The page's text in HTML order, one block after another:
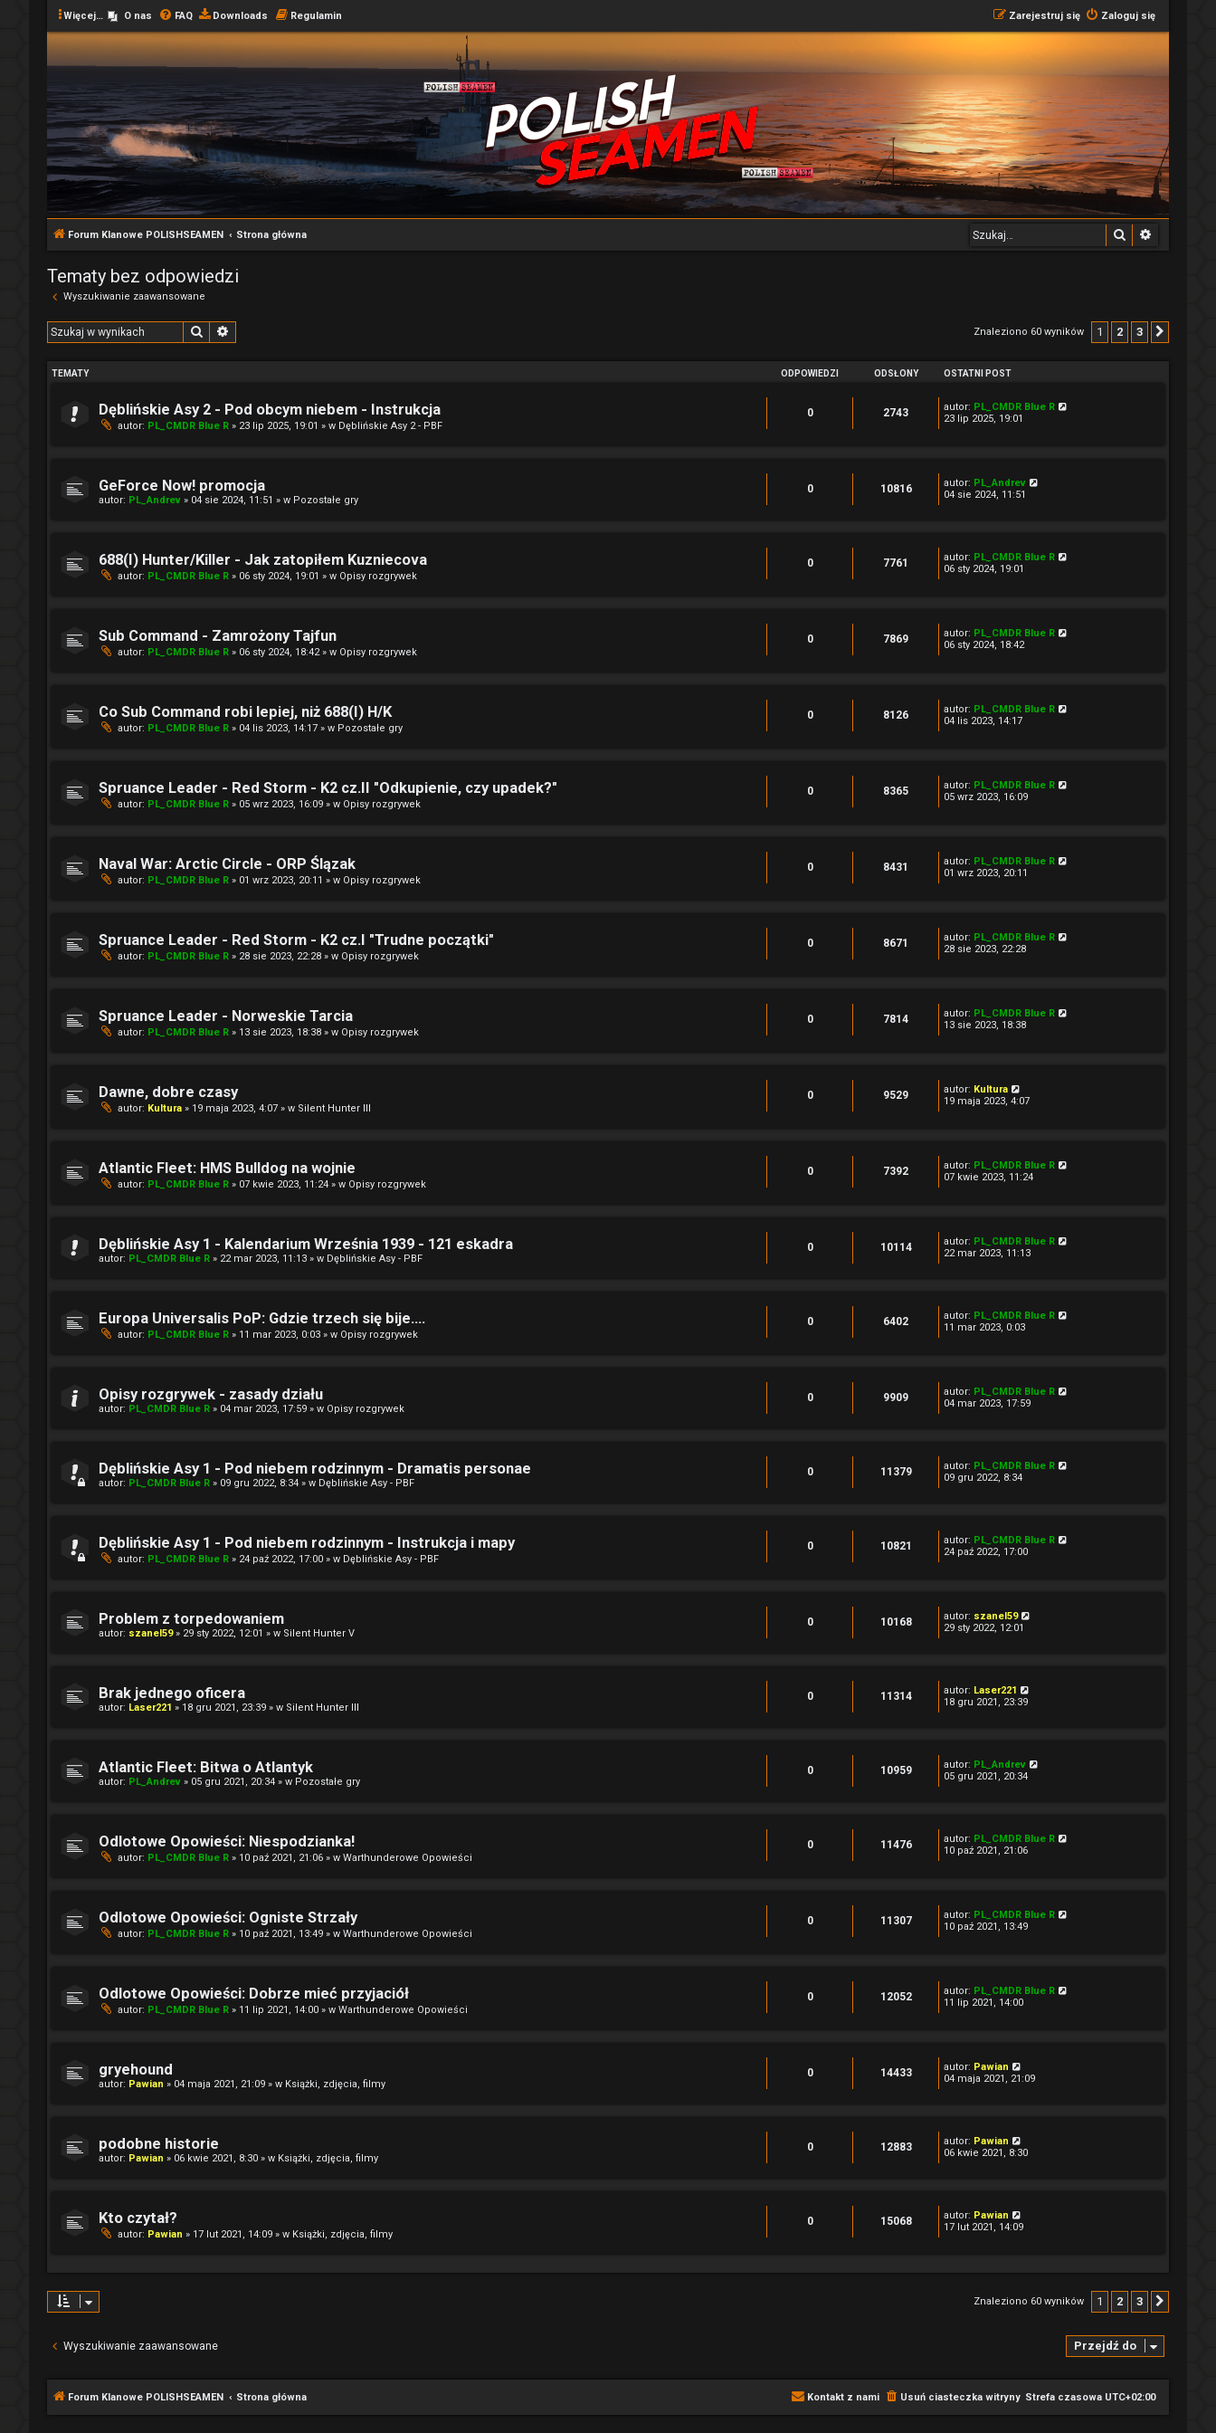
Więcej… O nas FAQ Downloads Regulamin Zaloguj się
Zarejestruj się
Forum Klanowe POLISHSEAMEN Strona główna Szukaj
Tematy bez odpowiedzi
Wyszukiwanie zaawansowane
Szukaj Znaleziono 60 wyników 1 2 3
TEMATY ODPOWIEDZI ODSŁONY OSTATNI POST
Dęblińskie Asy 2 - Pod obcym niebem - Instrukcja
autor: PL_CMDR Blue R » 23 lip 2025, 19:01 » w Dęblińskie Asy 2 - PBF
0 2743 autor: PL_CMDR Blue R
23 lip 2025, 19:01
GeForce Now! promocja
autor: PL_Andrev » 04 sie 2024, 11:51 » w Pozostałe gry
0 10816 autor: PL_Andrev
04 sie 2024, 11:51
688(I) Hunter/Killer - Jak zatopiłem Kuzniecova
autor: PL_CMDR Blue R » 06 sty 2024, 19:01 » w Opisy rozgrywek
0 7761 autor: PL_CMDR Blue R
06 sty 2024, 19:01
Sub Command - Zamrożony Tajfun
autor: PL_CMDR Blue R » 06 sty 2024, 18:42 » w Opisy rozgrywek
0 7869 autor: PL_CMDR Blue R
06 sty 2024, 18:42
Co Sub Command robi lepiej, niż 688(I) H/K
autor: PL_CMDR Blue R » 04 lis 2023, 14:17 » w Pozostałe gry
0 8126 autor: PL_CMDR Blue R
04 lis 2023, 14:17
Spruance Leader - Red Storm - K2 cz.II "Odkupienie, czy upadek?"
autor: PL_CMDR Blue R » 05 wrz 2023, 16:09 » w Opisy rozgrywek
0 8365 autor: PL_CMDR Blue R
05 wrz 2023, 16:09
Naval War: Arctic Circle - ORP Ślązak
autor: PL_CMDR Blue R » 01 wrz 2023, 20:11 » w Opisy rozgrywek
0 8431 autor: PL_CMDR Blue R
01 wrz 2023, 20:11
Spruance Leader - Red Storm - K2 cz.I "Trudne początki"
autor: PL_CMDR Blue R » 28 sie 2023, 22:28 » w Opisy rozgrywek
0 8671 autor: PL_CMDR Blue R
28 sie 2023, 22:28
Spruance Leader - Norweskie Tarcia
autor: PL_CMDR Blue R » 13 sie 2023, 18:38 » w Opisy rozgrywek
0 7814 autor: PL_CMDR Blue R
13 sie 2023, 18:38
Dawne, dobre czasy
autor: Kultura » 19 maja 2023, 4:07 » w Silent Hunter III
0 9529 autor: Kultura
19 maja 2023, 4:07
Atlantic Fleet: HMS Bulldog na wojnie
autor: PL_CMDR Blue R » 07 kwie 2023, 11:24 » w Opisy rozgrywek
0 7392 autor: PL_CMDR Blue R
07 kwie 2023, 11:24
Dęblińskie Asy 1 - Kalendarium Września 1939 - 121 eskadra
autor: PL_CMDR Blue R » 22 mar 2023, 11:13 » w Dęblińskie Asy - PBF
0 10114 autor: PL_CMDR Blue R
22 mar 2023, 11:13
Europa Universalis PoP: Gdzie trzech się bije....
autor: PL_CMDR Blue R » 11 mar 2023, 0:03 » w Opisy rozgrywek
0 6402 autor: PL_CMDR Blue R
11 mar 2023, 0:03
Opisy rozgrywek - zasady działu
autor: PL_CMDR Blue R » 04 mar 2023, 17:59 » w Opisy rozgrywek
0 9909 autor: PL_CMDR Blue R
04 mar 2023, 17:59
Dęblińskie Asy 1 - Pod niebem rodzinnym - Dramatis personae
autor: PL_CMDR Blue R » 09 gru 2022, 8:34 » w Dęblińskie Asy - PBF
0 11379 autor: PL_CMDR Blue R
09 gru 2022, 8:34
Dęblińskie Asy 1 - Pod niebem rodzinnym - Instrukcja i mapy
autor: PL_CMDR Blue R » 24 paź 2022, 17:00 » w Dęblińskie Asy - PBF
0 10821 autor: PL_CMDR Blue R
24 paź 2022, 17:00
Problem z torpedowaniem
autor: szanel59» 29 sty 2022, 12:01 » w Silent Hunter V
0 10168 autor: szanel59
29 sty 2022, 12:01
Brak jednego oficera
autor: Laser221 » 18 gru 2021, 23:39 » w Silent Hunter III
0 11314 autor: Laser221
18 gru 2021, 23:39
Atlantic Fleet: Bitwa o Atlantyk
autor: PL_Andrev » 05 gru 2021, 20:34 » w Pozostałe gry
0 10959 autor: PL_Andrev
05 gru 2021, 20:34
Odlotowe Opowieści: Niespodzianka!
autor: PL_CMDR Blue R » 10 paź 2021, 21:06 » w Warthunderowe Opowieści
0 11476 autor: PL_CMDR Blue R
10 paź 2021, 21:06
Odlotowe Opowieści: Ogniste Strzały
autor: PL_CMDR Blue R » 10 paź 2021, 13:49 » w Warthunderowe Opowieści
0 11307 autor: PL_CMDR Blue R
10 paź 2021, 13:49
Odlotowe Opowieści: Dobrze mieć przyjaciół
autor: PL_CMDR Blue R » 11 lip 2021, 14:00 » w Warthunderowe Opowieści
0 12052 autor: PL_CMDR Blue R
11 lip 2021, 14:00
gryehound
autor: Pawian » 04 maja 2021, 21:09 » w Książki, zdjęcia, filmy
0 14433 autor: Pawian
04 maja 2021, 21:09
podobne historie
autor: Pawian » 06 kwie 2021, 8:30 » w Książki, zdjęcia, filmy
0 12883 autor: Pawian
06 kwie 2021, 8:30
Kto czytał?
autor: Pawian » 17 lut 2021, 14:09 » w Książki, zdjęcia, filmy
0 15068 autor: Pawian
17 lut 2021, 14:09
Znaleziono 60 wyników 1 2 3
Wyszukiwanie zaawansowane Przejdź do
Forum Klanowe POLISHSEAMEN Strona główna Strefa czasowa UTC+02:00
Usuń ciasteczka witryny
Kontakt z nami